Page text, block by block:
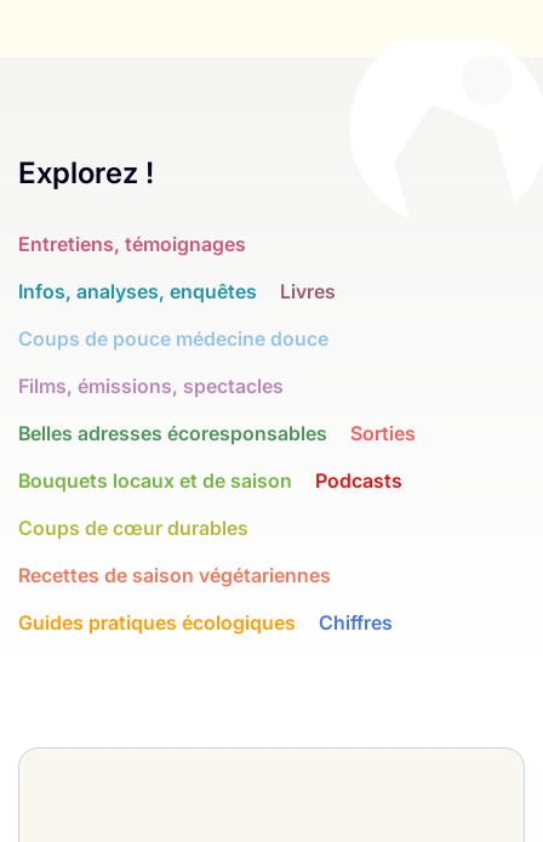
Explorez !
Entretiens, témoignages
Infos, analyses, enquêtes
Livres
Coups de pouce médecine douce
Films, émissions, spectacles
Belles adresses écoresponsables
Sorties
Bouquets locaux et de saison
Podcasts
Coups de cœur durables
Recettes de saison végétariennes
Guides pratiques écologiques
Chiffres